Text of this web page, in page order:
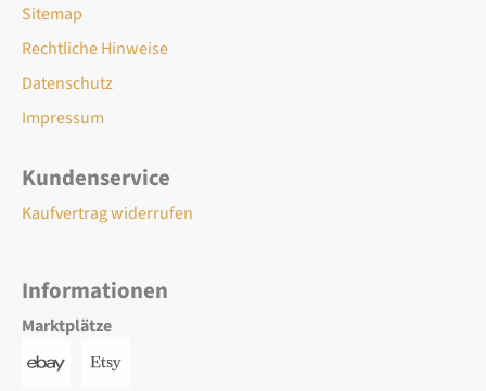
Sitemap
Rechtliche Hinweise
Datenschutz
Impressum
Kundenservice
Kaufvertrag widerrufen
Informationen
Marktplätze